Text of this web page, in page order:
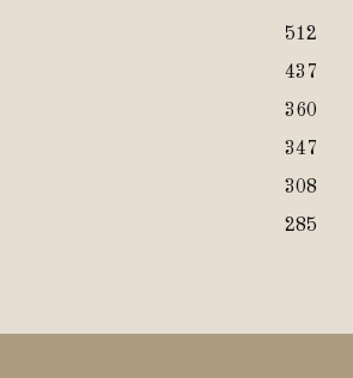
512
437
360
347
308
285